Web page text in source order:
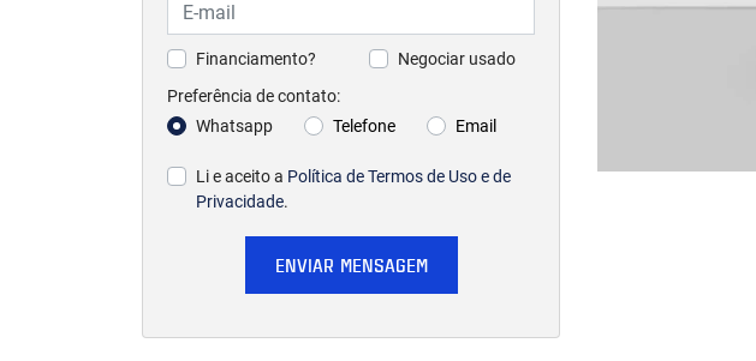
Financiamento?
Negociar usado
Preferência de contato:
Whatsapp
Telefone Email
Li e aceito a Política de Termos de Uso e de
Privacidade.
ENVIAR MENSAGEM